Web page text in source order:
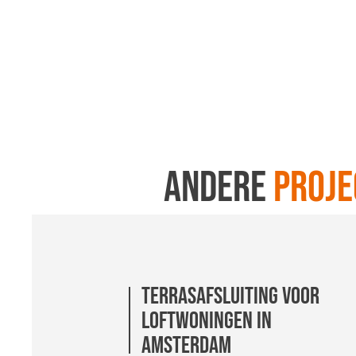
Andere
Terrasafsluiting voor
loftwoningen in
Amsterdam
Professionele Zonwering
voor Bedieningscentrum
Steekterpoort
Professionele Zonwering
voor Bedieningscentrum
Steekterpoort